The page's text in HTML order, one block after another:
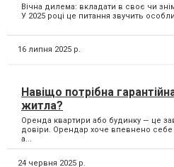
Вічна дилема: вкладати в своє чи
У 2025 році це питання звучить
16 липня 2025 р.
Навіщо потрібна
житла?
Оренда квартири або будинку — це
довіри. Орендар хоче впевнено
а...
24 червня 2025 р.